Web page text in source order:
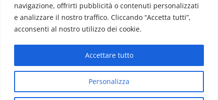
navigazione, offrirti pubblicità o contenuti personalizzati
e analizzare il nostro traffico. Cliccando “Accetta tutti”,
acconsenti al nostro utilizzo dei cookie.
Personalizza
Accettare tutto
Redazione: redazione@www.martinasera.it
Direttore:direttore@www.martinasera.it
Info & Commerciale:info@www.martinasera.it
Home News Vivere la città EVENTI
Salute
Il Blog del Direttore